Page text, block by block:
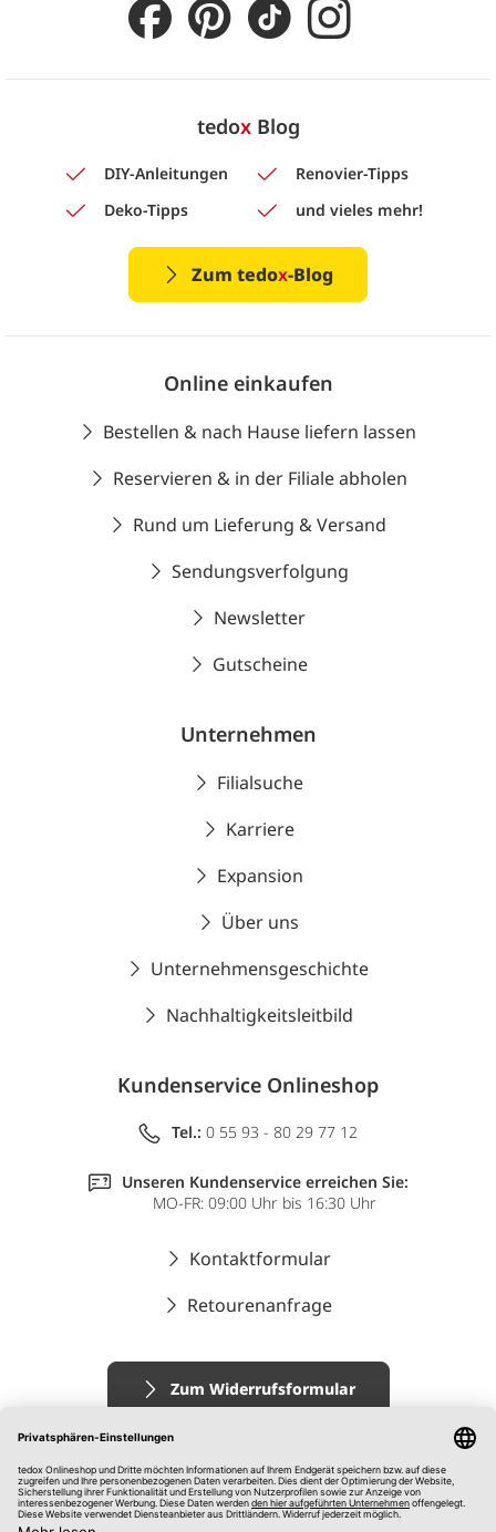
tedoxBlog
DIY-Anleitungen
Renovier-Tipps
Deko-Tipps
und vieles mehr!
Zum tedox-Blog
Online einkaufen
Bestellen & nach Hause liefern lassen
Reservieren & in der Filiale abholen
Rund um Lieferung & Versand
Sendungsverfolgung
Newsletter
Gutscheine
Unternehmen
Filialsuche
Karriere
Expansion
Über uns
Unternehmensgeschichte
Nachhaltigkeitsleitbild
Kundenservice Onlineshop
Tel.: 0 55 93 - 80 29 77 12
Unseren Kundenservice erreichen Sie:
MO-FR: 09:00 Uhr bis 16:30 Uhr
Kontaktformular
Retourenanfrage
Zum Widerrufsformular
Impressum
AGB